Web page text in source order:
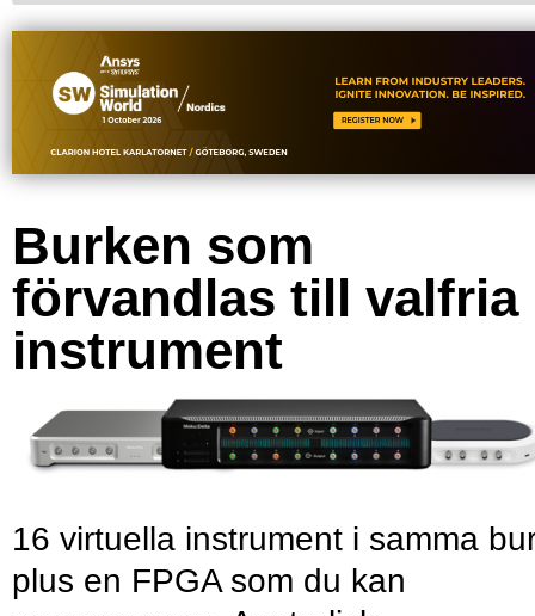
Burken som
förvandlas till valfria
instrument
16 virtuella instrument i samma
plus en FPGA som du kan